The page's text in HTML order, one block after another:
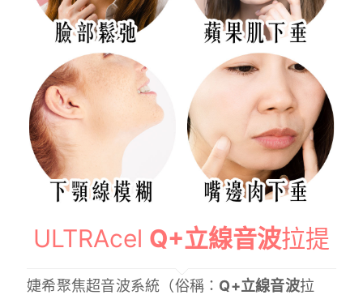
ULTRAcel Q+立線音波拉提
婕希聚焦超音波系統（俗稱： Q+立線音波拉